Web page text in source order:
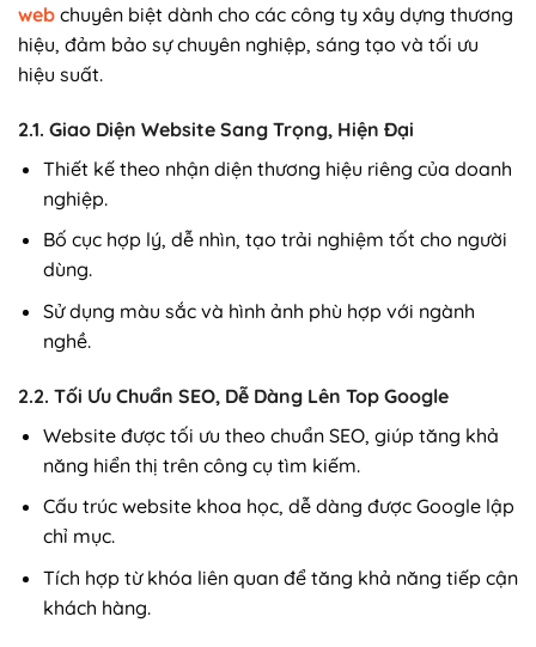
web chuyên biệt dành cho các công ty xây dựng thương
hiệu, đảm bảo sự chuyên nghiệp, sáng tạo và tối ưu
hiệu suất.
2.1. Giao Diện Website Sang Trọng, Hiện Đại
Thiết kế theo nhận diện thương hiệu riêng của doanh
nghiệp.
Bố cục hợp lý, dễ nhìn, tạo trải nghiệm tốt cho người
dùng.
Sử dụng màu sắc và hình ảnh phù hợp với ngành
nghề.
2.2. Tối Ưu Chuẩn SEO, Dễ Dàng Lên Top Google
Website được tối ưu theo chuẩn SEO, giúp tăng khả
năng hiển thị trên công cụ tìm kiếm.
Cấu trúc website khoa học, dễ dàng được Google lập
chỉ mục.
Tích hợp từ khóa liên quan để tăng khả năng tiếp cận
khách hàng.